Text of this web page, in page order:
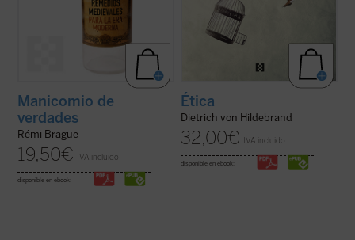
Manicomio de
verdades
Rémi Brague
19,50€ IVA incluido
disponible en ebook:
Ética
Dietrich von Hildebrand
32,00€ IVA incluido
disponible en ebook: